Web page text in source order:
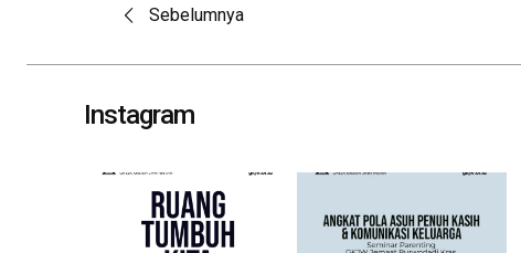
Post
navigation
Sebelumnya
Instagram